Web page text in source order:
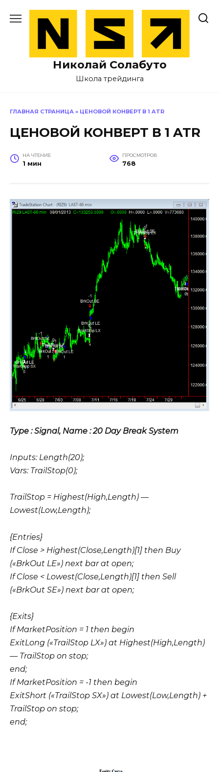
содержанию
Николай Солабуто
Школа трейдинга
ГЛАВНАЯ СТРАНИЦА » ЦЕНОВОЙ КОНВЕРТ В 1 ATR
ЦЕНОВОЙ КОНВЕРТ В 1 ATR
НА ЧТЕНИЕ
1 мин
ПРОСМОТРОВ
768
Type : Signal, Name : 20 Day Break System
Inputs: Length(20);
Vars: TrailStop(0);
TrailStop = Highest(High,Length) —
Lowest(Low,Length);
{Entries}
If Close > Highest(Close,Length)[1] then Buy
(«BrkOut LE») next bar at open;
If Close < Lowest(Close,Length)[1] then Sell
(«BrkOut SE») next bar at open;
{Exits}
If MarketPosition = 1 then begin
ExitLong («TrailStop LX») at Highest(High,Length)
— TrailStop on stop;
end;
If MarketPosition = -1 then begin
ExitShort («TrailStop SX») at Lowest(Low,Length) +
TrailStop on stop;
end;